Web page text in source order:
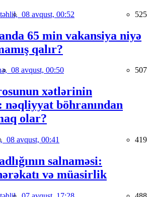
08 avqust, 00:52 525
65 min vakansiya niyə
qalır?
08 avqust, 00:50 507
xətlərinin
nəqliyyat böhranından
olar?
08 avqust, 00:41 419
salnaməsi:
və müasirlik